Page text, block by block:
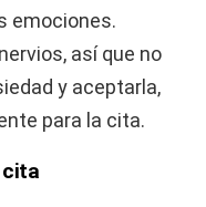
emociones.
así que no
y aceptarla,
para la cita.
cita